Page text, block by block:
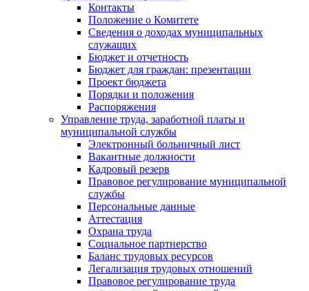
Контакты
Положение о Комитете
Сведения о доходах муниципальных
служащих
Бюджет и отчетность
Бюджет для граждан: презентации
Проект бюджета
Порядки и положения
Распоряжения
Управление труда, заработной платы и
муниципальной службы
Электронный больничный лист
Вакантные должности
Кадровый резерв
Правовое регулирование муниципальной
службы
Персональные данные
Аттестация
Охрана труда
Социальное партнерство
Баланс трудовых ресурсов
Легализация трудовых отношений
Правовое регулирование труда